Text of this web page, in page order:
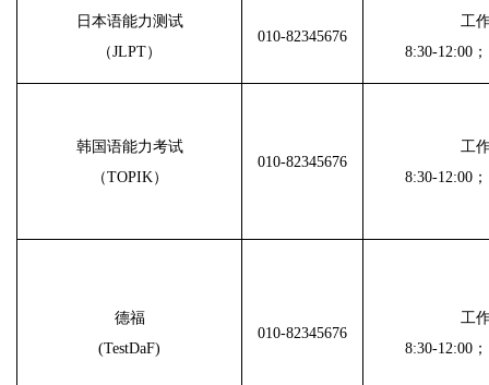
日本语能力测试
（JLPT）
010-82345676
工
8:30-12:00
韩国语能力考试
（TOPIK）
010-82345676
工
8:30-12:00
德福
(TestDaF)
010-82345676
工
8:30-12:00